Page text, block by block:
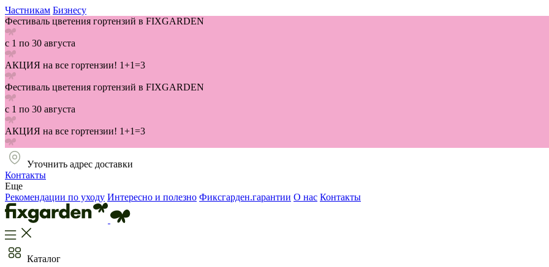
Частникам Бизнесу
Фестиваль цветения гортензий в FIXGARDEN
с 1 по 30 августа
АКЦИЯ на все гортензии! 1+1=3
Фестиваль цветения гортензий в FIXGARDEN
с 1 по 30 августа
АКЦИЯ на все гортензии! 1+1=3
Уточнить адрес доставки
Контакты
Еще
Рекомендации по уходу Интересно и полезно Фиксгарден.гарантии О нас Контакты
Каталог